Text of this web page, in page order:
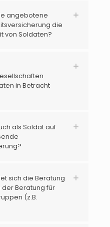
angebotene
die
von Soldaten?
in Betracht
als Soldat auf
sich die Beratung
Beratung für
(z.B.